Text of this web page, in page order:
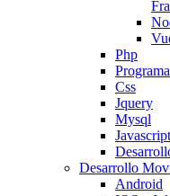
Php
Css
Jquery
Mysql
Javascript
Desarrollo
Android